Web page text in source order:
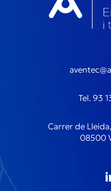
Tel. 93
Carrer de
08500